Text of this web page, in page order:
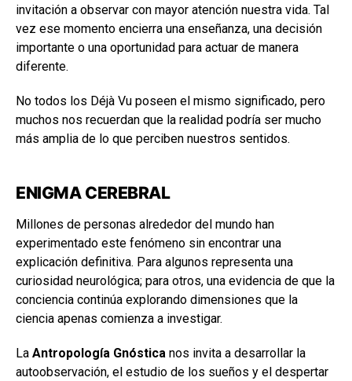
invitación a observar con mayor atención nuestra vida. Tal
vez ese momento encierra una enseñanza, una decisión
importante o una oportunidad para actuar de manera
diferente.
No todos los Déjà Vu poseen el mismo significado, pero
muchos nos recuerdan que la realidad podría ser mucho
más amplia de lo que perciben nuestros sentidos.
ENIGMA CEREBRAL
Millones de personas alrededor del mundo han
experimentado este fenómeno sin encontrar una
explicación definitiva. Para algunos representa una
curiosidad neurológica; para otros, una evidencia de que la
conciencia continúa explorando dimensiones que la
ciencia apenas comienza a investigar.
La Antropología Gnóstica nos invita a desarrollar la
autoobservación, el estudio de los sueños y el despertar